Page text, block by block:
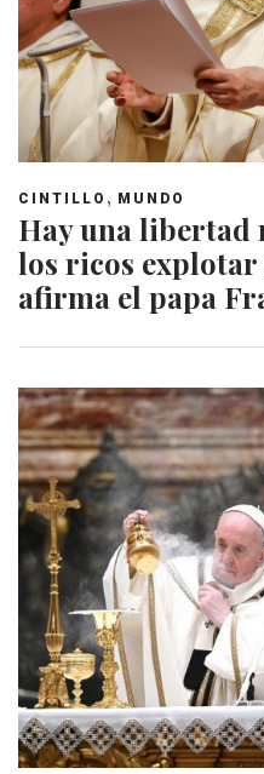
CINTILLO , MUNDO
Hay una libertad
los ricos explotar
afirma el papa